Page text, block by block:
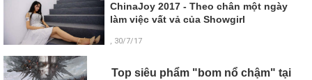
ChinaJoy 2017 - Theo chân một ngày
làm việc vất vả của Showgirl
, 30/7/17
Top siêu phẩm "bom nổ chậm" tại